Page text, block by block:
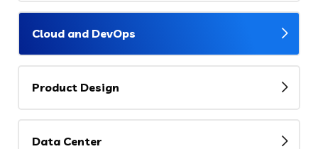
Cloud and DevOps
Product Design
Data Center